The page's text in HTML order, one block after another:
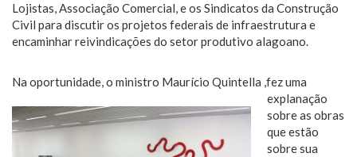
Lojistas, Associação Comercial, e os Sindicatos da Construção
Civil para discutir os projetos federais de infraestrutura e
encaminhar reivindicações do setor produtivo alagoano.
Na oportunidade, o ministro Maurício Quintella ,fez uma
explanação
sobre as obras
que estão
sobre sua